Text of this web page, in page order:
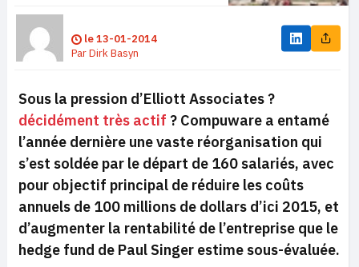
le13-01-2014
ParDirk Basyn
Sous la pression d’Elliott Associates ?
décidément très actif ? Compuware a entamé
l’année dernière une vaste réorganisation qui
s’est soldée par le départ de 160 salariés, avec
pour objectif principal de réduire les coûts
annuels de 100 millions de dollars d’ici 2015, et
d’augmenter la rentabilité de l’entreprise que le
hedge fund de Paul Singer estime sous-évaluée.